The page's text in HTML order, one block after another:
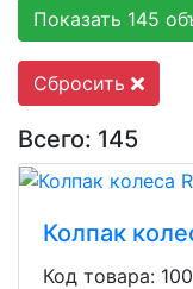
Показать 145
Сбросить
Всего: 145
Колпак
Код товара: